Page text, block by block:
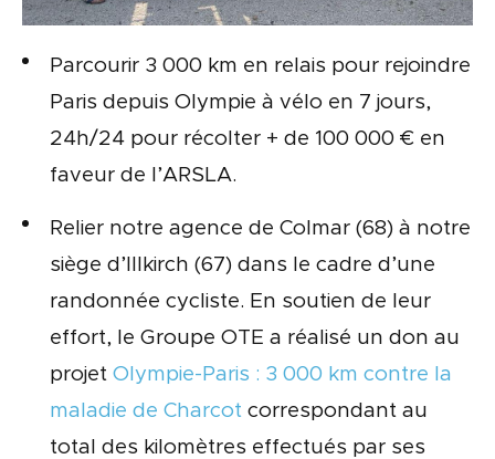
Parcourir 3 000 km en relais pour rejoindre
Paris depuis Olympie à vélo en 7 jours,
24h/24 pour récolter + de 100 000 € en
faveur de l’ARSLA.
Relier notre agence de Colmar (68) à notre
siège d’Illkirch (67) dans le cadre d’une
randonnée cycliste. En soutien de leur
effort, le Groupe OTE a réalisé un don au
projet Olympie-Paris : 3 000 km contre la
maladie de Charcot correspondant au
total des kilomètres effectués par ses